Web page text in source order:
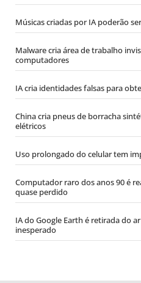
Músicas criadas por IA poderão
Malware cria área de trabalho
computadores
IA cria identidades falsas para
China cria pneus de borracha
elétricos
Uso prolongado do celular tem
Computador raro dos anos 90 é
quase perdido
IA do Google Earth é retirada do
inesperado